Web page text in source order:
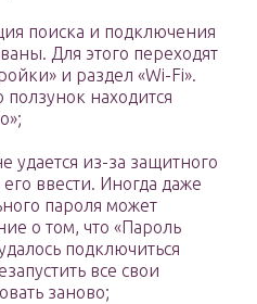
поиска и подключения
Для этого переходят
и раздел «Wi-Fi».
ползунок находится
удается из-за защитного
ввести. Иногда даже
пароля может
о том, что «Пароль
подключиться
все свои
заново;